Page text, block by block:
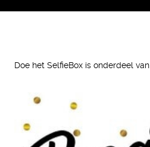
Doe het SelfieBox is onderdeel van